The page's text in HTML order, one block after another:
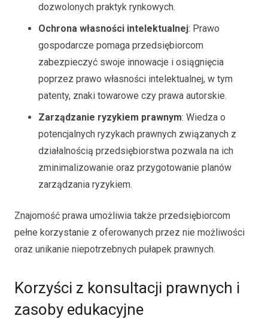
dozwolonych praktyk rynkowych.
Ochrona własności intelektualnej: Prawo
gospodarcze pomaga przedsiębiorcom
zabezpieczyć swoje innowacje i osiągnięcia
poprzez prawo własności intelektualnej, w tym
patenty, znaki towarowe czy prawa autorskie.
Zarządzanie ryzykiem prawnym: Wiedza o
potencjalnych ryzykach prawnych związanych z
działalnością przedsiębiorstwa pozwala na ich
zminimalizowanie oraz przygotowanie planów
zarządzania ryzykiem.
Znajomość prawa umożliwia także przedsiębiorcom
pełne korzystanie z oferowanych przez nie możliwości
oraz unikanie niepotrzebnych pułapek prawnych.
Korzyści z konsultacji prawnych i
zasoby edukacyjne